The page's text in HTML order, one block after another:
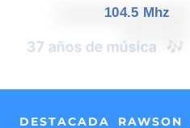
104.5 Mhz
37 años de noticias 📰
DESTACADA RAWSON